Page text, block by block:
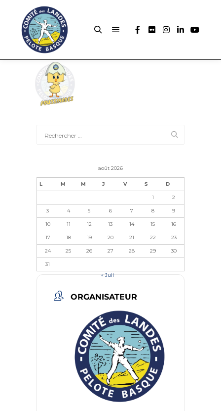
août 2026
L M M J V S D
1 2
3 4 5 6 7 8 9
10 11 12 13 14 15 16
17 18 19 20 21 22 23
24 25 26 27 28 29 30
31
« Juil
ORGANISATEUR